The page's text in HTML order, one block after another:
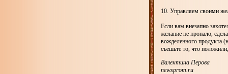
10. Управляем своими
Если вам внезапно
желание не пропало,
вожделенного продукта
съешьте то, что
Валентина Перова
newsprom.ru